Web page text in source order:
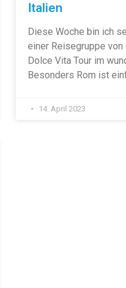
Italien
Diese Woche bin ich
einer Reisegruppe von
Dolce Vita Tour im
Besonders Rom ist
14. April 2023